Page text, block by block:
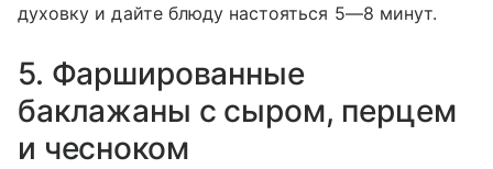
духовку и дайте блюду настояться 5—8 минут.
5. Фаршированные
баклажаны с сыром, перцем
и чесноком